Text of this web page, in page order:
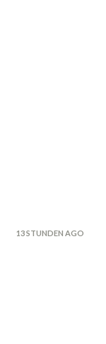
13 STUNDEN AGO